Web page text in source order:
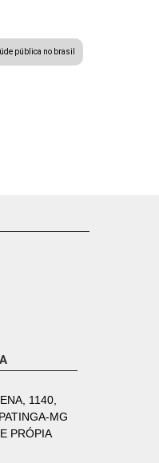
pública no brasil
1140,
MG
PRÓPIA